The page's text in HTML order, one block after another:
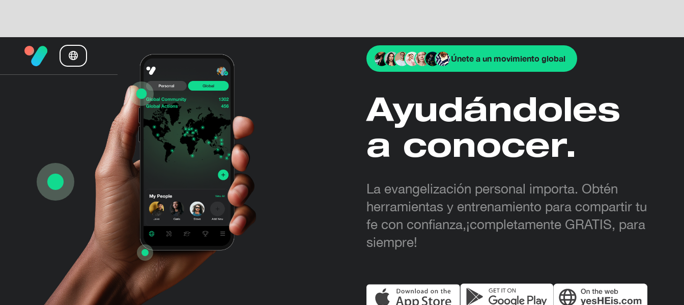
Únete a un movimiento global
Ayudándoles
a conocer.
La evangelización personal importa. Obtén
herramientas y entrenamiento para compartir tu
fe con confianza,¡completamente GRATIS, para
siempre!